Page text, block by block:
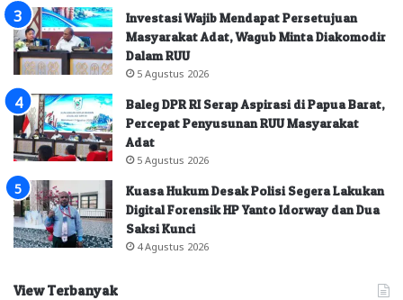
Investasi Wajib Mendapat Persetujuan
Masyarakat Adat, Wagub Minta Diakomodir
Dalam RUU
5 Agustus 2026
Baleg DPR RI Serap Aspirasi di Papua Barat,
Percepat Penyusunan RUU Masyarakat
Adat
5 Agustus 2026
Kuasa Hukum Desak Polisi Segera Lakukan
Digital Forensik HP Yanto Idorway dan Dua
Saksi Kunci
4 Agustus 2026
View Terbanyak